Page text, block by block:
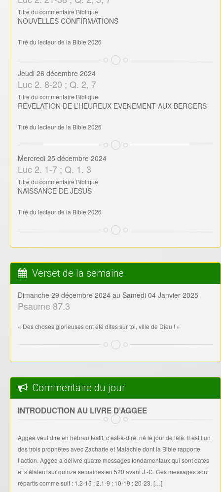
Titre du commentaire Biblique
NOUVELLES CONFIRMATIONS
Tiré du lecteur de la Bible 2026
Jeudi 26 décembre 2024
Luc 2. 8-20 ; Q. 2, 7
Titre du commentaire Biblique
REVELATION DE L’HEUREUX EVENEMENT AUX BERGERS
Tiré du lecteur de la Bible 2026
Mercredi 25 décembre 2024
Luc 2. 1-7 ; Q. 1. 3
Titre du commentaire Biblique
NAISSANCE DE JESUS
Tiré du lecteur de la Bible 2026
Verset de la semaine
Dimanche 29 décembre 2024 au Samedi 04 Janvier 2025
Psaume 87.3
« Des choses glorieuses ont été dites sur toi, ville de Dieu ! »
Commentaire du jour
INTRODUCTION AU LIVRE D’AGGEE
Aggée veut dire en hébreu festif, c’est-à-dire, né le jour de fête. Il est l’un
des trois prophètes avec Zacharie et Malachie dont la Bible rapporte
l’action. Aggée a délivré quatre messages fondamentaux qui sont datés
et s’étalent sur quinze semaines en 520 avant J.-C. Ces messages sont
répartis comme suit : 1.2-15 ; 2.1-9 ; 10-19 ; 20-23. […]